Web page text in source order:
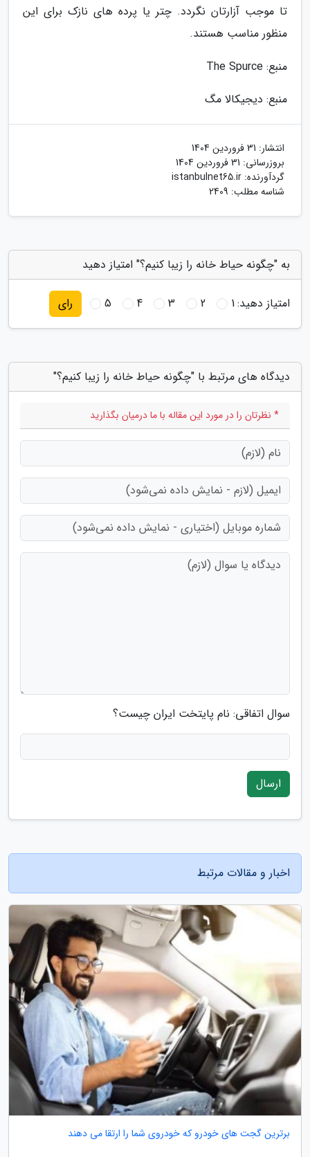
تا موجب آزارتان نگردد. چتر یا پرده های نازک برای این
منظور مناسب هستند.
منبع: The Spurce
منبع: دیجیکالا مگ
انتشار: 31 فروردین 1404
بروزرسانی: 31 فروردین 1404
گردآورنده: istanbulnet65.ir
شناسه مطلب: 2409
به "چگونه حیاط خانه را زیبا کنیم؟" امتیاز دهید
امتیاز دهید:1
2
3
4
5 رای
دیدگاه های مرتبط با "چگونه حیاط خانه را زیبا کنیم؟"
* نظرتان را در مورد این مقاله با ما درمیان بگذارید
سوال اتفاقی: نام پایتخت ایران چیست؟
ارسال
اخبار و مقالات مرتبط
برترین گجت های خودرو که خودروی شما را ارتقا می دهند